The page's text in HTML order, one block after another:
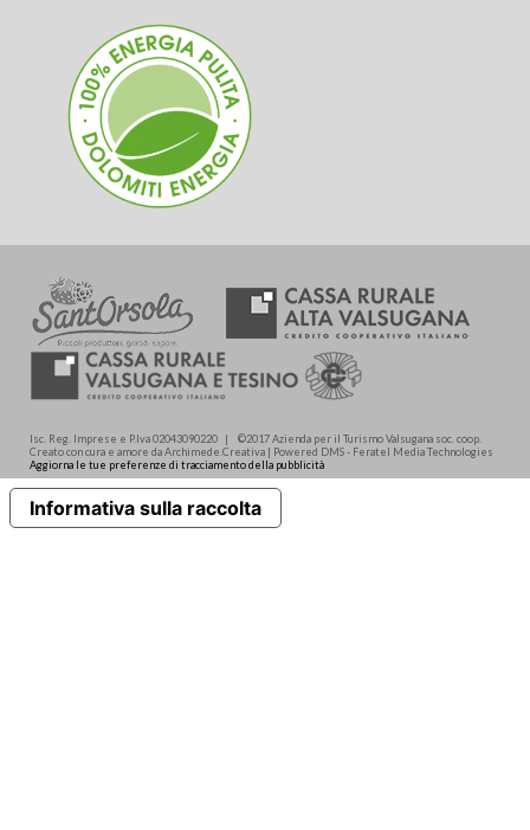
Isc. Reg. Imprese e P.Iva 02043090220 | ©2017 Azienda per il Turismo Valsugana soc. coop.
Creato con cura e amore da Archimede.Creativa | Powered DMS - Feratel Media Technologies
Aggiorna le tue preferenze di tracciamento della pubblicità
Informativa sulla raccolta